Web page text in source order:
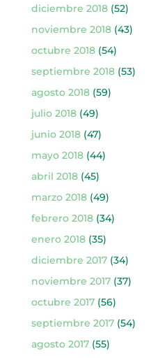
diciembre 2018(52)
noviembre 2018(43)
octubre 2018(54)
septiembre 2018(53)
agosto 2018(59)
julio 2018(49)
junio 2018(47)
mayo 2018(44)
abril 2018(45)
marzo 2018(49)
febrero 2018(34)
enero 2018(35)
diciembre 2017(34)
noviembre 2017(37)
octubre 2017(56)
septiembre 2017(54)
agosto 2017(55)